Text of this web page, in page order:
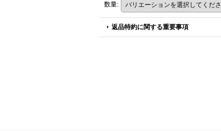
数量:
返品特約に関する重要事項